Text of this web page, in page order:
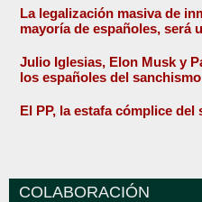
La legalización masiva de
mayoría de españoles, será
Julio Iglesias, Elon Musk y
los españoles del sanchismo
El PP, la estafa cómplice del
COLABORACIÓN